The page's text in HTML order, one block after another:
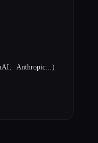
、Anthropic...）